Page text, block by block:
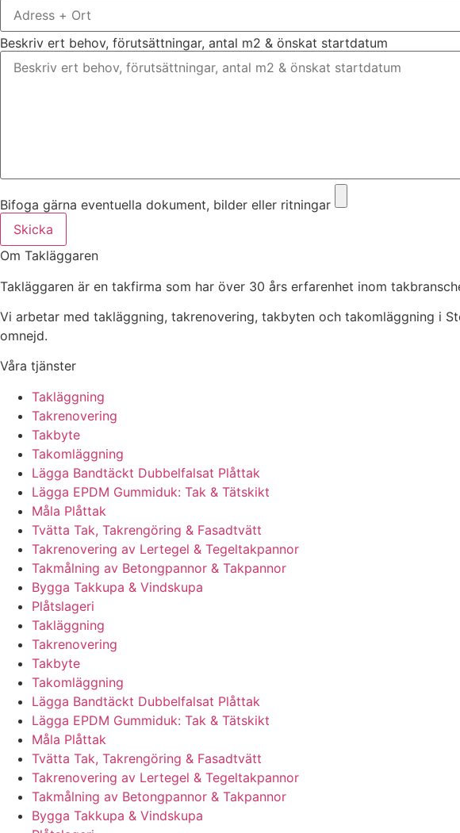
Beskriv ert behov, förutsättningar, antal m2 & önskat startdatum
Bifoga gärna eventuella dokument, bilder eller ritningar
Skicka
Om Takläggaren
Takläggaren är en takfirma som har över 30 års erfarenhet inom
Vi arbetar med takläggning, takrenovering, takbyten och takomläggning i
omnejd.
Våra tjänster
Takläggning
Takrenovering
Takbyte
Takomläggning
Lägga Bandtäckt Dubbelfalsat Plåttak
Lägga EPDM Gummiduk: Tak & Tätskikt
Måla Plåttak
Tvätta Tak, Takrengöring & Fasadtvätt
Takrenovering av Lertegel & Tegeltakpannor
Takmålning av Betongpannor & Takpannor
Bygga Takkupa & Vindskupa
Plåtslageri
Takläggning
Takrenovering
Takbyte
Takomläggning
Lägga Bandtäckt Dubbelfalsat Plåttak
Lägga EPDM Gummiduk: Tak & Tätskikt
Måla Plåttak
Tvätta Tak, Takrengöring & Fasadtvätt
Takrenovering av Lertegel & Tegeltakpannor
Takmålning av Betongpannor & Takpannor
Bygga Takkupa & Vindskupa